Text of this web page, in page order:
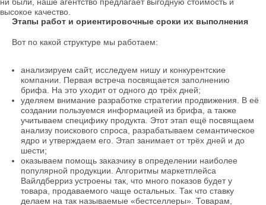
высокое качество.
Этапы работ и ориентировочные сроки их выполнения
Вот по какой структуре мы работаем:
анализируем сайт, исследуем нишу и конкурентские
компании. Первая встреча посвящается заполнению
брифа. На это уходит от одного до трёх дней;
уделяем внимание разработке стратегии продвижения. В её
создании пользуемся информацией из брифа, а также
учитываем специфику продукта. Этот этап ещё посвящаем
анализу поискового спроса, разрабатываем семантическое
ядро и утверждаем его. Этап занимает от трёх дней и до
шести;
оказываем помощь заказчику в определении наиболее
популярной продукции. Алгоритмы маркетплейса
Вайлдберриз устроены так, что много показов будет у
товара, продаваемого чаще остальных. Так что ставку
делаем на так называемые «бестселлеры». Товарам,